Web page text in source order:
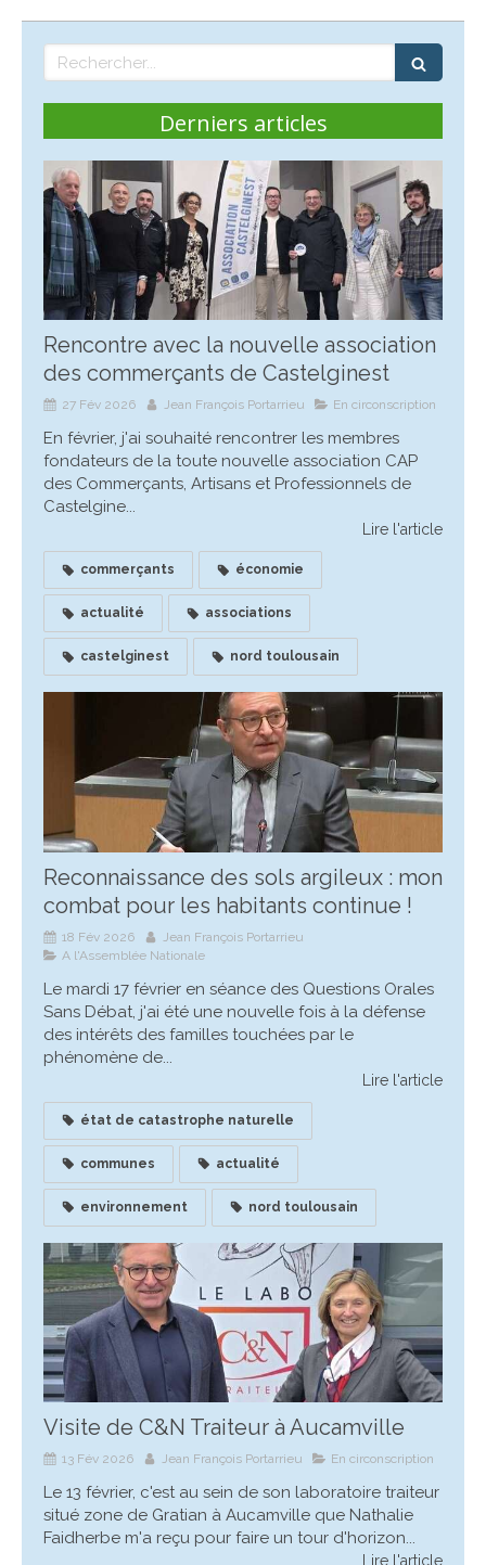
Rechercher
Derniers articles
Rencontre avec la nouvelle association
des commerçants de Castelginest
27 Fév 2026 Jean François Portarrieu En circonscription
En février, j'ai souhaité rencontrer les membres
fondateurs de la toute nouvelle association CAP
des Commerçants, Artisans et Professionnels de
Castelgine...
Lire l'article
commerçants économie
actualité associations
castelginest nord toulousain
Reconnaissance des sols argileux : mon
combat pour les habitants continue !
18 Fév 2026
Jean François Portarrieu
A l'Assemblée Nationale
Le mardi 17 février en séance des Questions Orales
Sans Débat, j'ai été une nouvelle fois à la défense
des intérêts des familles touchées par le
phénomène de...
Lire l'article
état de catastrophe naturelle
communes actualité
environnement nord toulousain
Visite de C&N Traiteur à Aucamville
13 Fév 2026 Jean François Portarrieu En circonscription
Le 13 février, c'est au sein de son laboratoire traiteur
situé zone de Gratian à Aucamville que Nathalie
Faidherbe m'a reçu pour faire un tour d'horizon...
Lire l'article